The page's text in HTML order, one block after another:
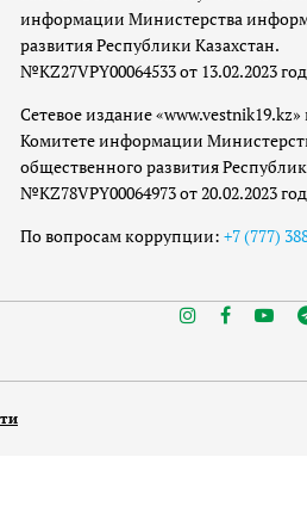
информации Министерства
развития Республики Казахстан.
№KZ27VPY00064533 от 13.02.2023
Сетевое издание «www.vestnik19.kz»
Комитете информации
общественного развития
№KZ78VPY00064973 от 20.02.2023
По вопросам коррупции: +7 (777)